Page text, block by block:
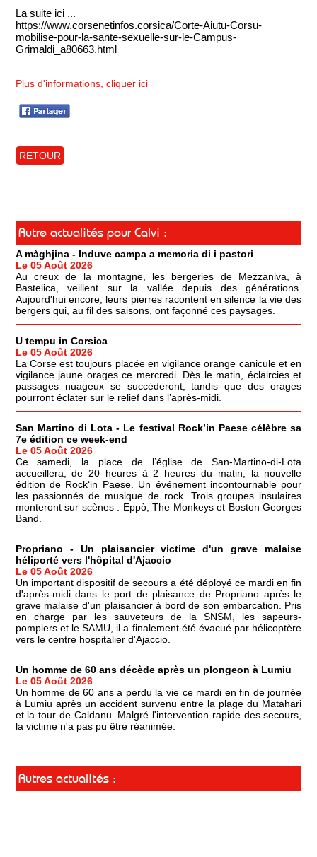
La suite ici ...
https://www.corsenetinfos.corsica/Corte-Aiutu-Corsu-
mobilise-pour-la-sante-sexuelle-sur-le-Campus-
Grimaldi_a80663.html
Plus d'informations, cliquer ici
RETOUR
Autre actualités pour Calvi :
A màghjina - Induve campa a memoria di i pastori
Le 05 Août 2026
Au creux de la montagne, les bergeries de Mezzaniva, à
Bastelica, veillent sur la vallée depuis des générations.
Aujourd'hui encore, leurs pierres racontent en silence la vie des
bergers qui, au fil des saisons, ont façonné ces paysages.
U tempu in Corsica
Le 05 Août 2026
La Corse est toujours placée en vigilance orange canicule et en
vigilance jaune orages ce mercredi. Dès le matin, éclaircies et
passages nuageux se succèderont, tandis que des orages
pourront éclater sur le relief dans l’après-midi.
San Martino di Lota - Le festival Rock’in Paese célèbre sa
7e édition ce week-end
Le 05 Août 2026
Ce samedi, la place de l’église de San-Martino-di-Lota
accueillera, de 20 heures à 2 heures du matin, la nouvelle
édition de Rock‘in Paese. Un événement incontournable pour
les passionnés de musique de rock. Trois groupes insulaires
monteront sur scènes : Eppò, The Monkeys et Boston Georges
Band.
Propriano - Un plaisancier victime d'un grave malaise
héliporté vers l'hôpital d'Ajaccio
Le 05 Août 2026
Un important dispositif de secours a été déployé ce mardi en fin
d'après-midi dans le port de plaisance de Propriano après le
grave malaise d'un plaisancier à bord de son embarcation. Pris
en charge par les sauveteurs de la SNSM, les sapeurs-
pompiers et le SAMU, il a finalement été évacué par hélicoptère
vers le centre hospitalier d'Ajaccio.
Un homme de 60 ans décède après un plongeon à Lumiu
Le 05 Août 2026
Un homme de 60 ans a perdu la vie ce mardi en fin de journée
à Lumiu après un accident survenu entre la plage du Matahari
et la tour de Caldanu. Malgré l'intervention rapide des secours,
la victime n'a pas pu être réanimée.
Autres actualités :